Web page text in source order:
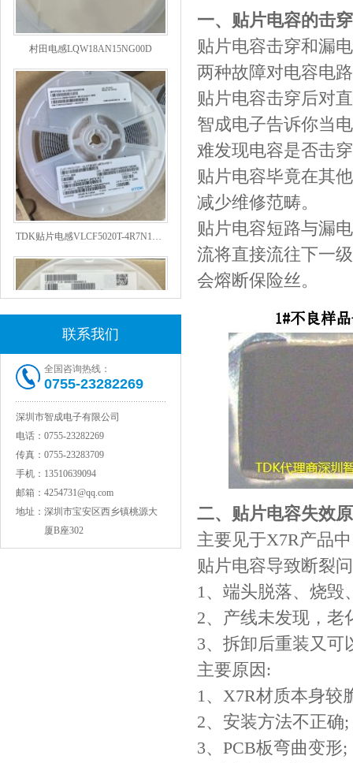
村田电感LQW18AN15NG00D
TDK贴片电感VLCF5020T-4R7N1R7-1
村田电感LQW15AN47NG80D
联系我们
全国咨询热线：
0755-23282269
深圳市智成电子有限公司
电话： 0755-23282269
传真： 0755-23283709
手机： 13510639094
邮箱： 4254731@qq.com
地址： 深圳市宝安区西乡镇桃源大
厦B座302
一、贴片电容的击
贴片电容击穿和漏
两种故障对电容电
贴片电容击穿后对
智成电子告诉你当
难发现电容是否击
贴片电容毕竟在其
减少维修范畴。
贴片电容短路与漏
流将直接流往下一
会熔断保险丝。
二、贴片电容失效
主要见于X7R产品
贴片电容导致断裂
1、端头脱落、烧毁
2、产线未发现，老
3、拆卸后重装又可
主要原因:
1、X7R材质本身较
2、安装方法不正确;
3、PCB板弯曲变形;